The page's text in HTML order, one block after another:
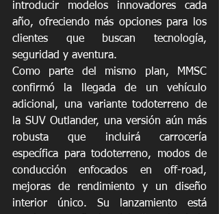
introducir modelos innovadores cada
año, ofreciendo más opciones para los
clientes que buscan tecnología,
seguridad y aventura.
Como parte del mismo plan, MMSC
confirmó la llegada de un vehículo
adicional, una variante todoterreno de
la SUV Outlander, una versión aún más
robusta que incluirá carrocería
específica para todoterreno, modos de
conducción enfocados en off-road,
mejoras de rendimiento y un diseño
interior único. Su lanzamiento está